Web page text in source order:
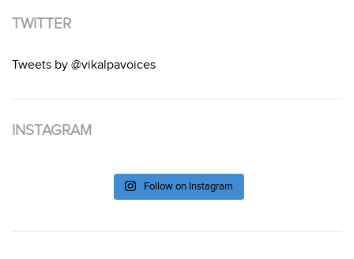
TWITTER
Tweets by @vikalpavoices
INSTAGRAM
Follow on Instagram